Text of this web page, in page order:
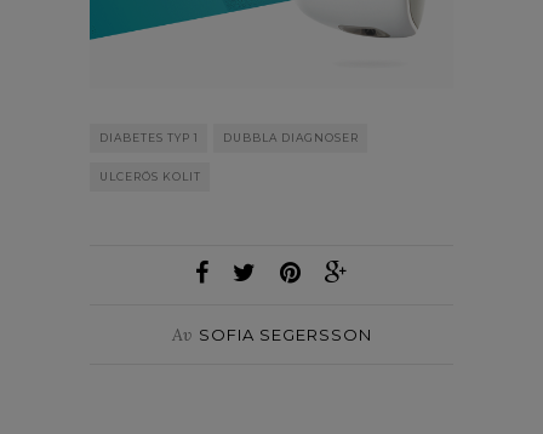
DIABETES TYP 1 DUBBLA DIAGNOSER
ULCERÖS KOLIT
Av SOFIA SEGERSSON